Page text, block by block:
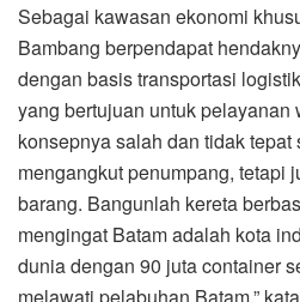
Sebagai kawasan ekonomi
Bambang berpendapat
dengan basis transportasi
yang bertujuan untuk pelayanan
konsepnya salah dan tidak tepat
mengangkut penumpang, tetapi
barang. Bangunlah kereta
mengingat Batam adalah kota
dunia dengan 90 juta container
melawati pelabuhan Batam,”